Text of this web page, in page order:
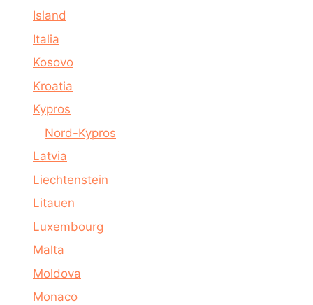
Island
Italia
Kosovo
Kroatia
Kypros
Nord-Kypros
Latvia
Liechtenstein
Litauen
Luxembourg
Malta
Moldova
Monaco